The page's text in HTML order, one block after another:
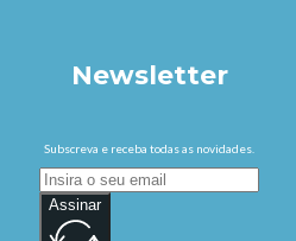
Newsletter
Subscreva e receba todas as novidades.
Assinar